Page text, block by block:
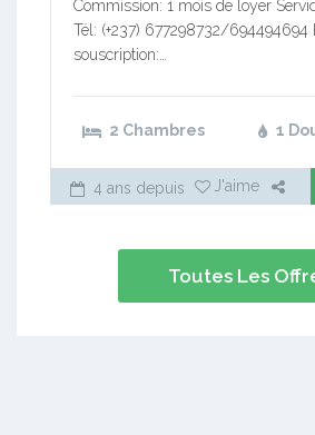
Commission: 1 mois de loyer
Tél: (+237) 677298732/694494694
souscription:…
2 Chambres 1
4 ans depuis J'aime
Toutes Les